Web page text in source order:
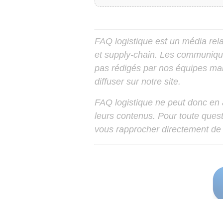
FAQ logistique est un média
et supply-chain. Les
pas rédigés par nos équipes
diffuser sur notre site.
FAQ logistique ne peut donc
leurs contenus. Pour toute
vous rapprocher directement